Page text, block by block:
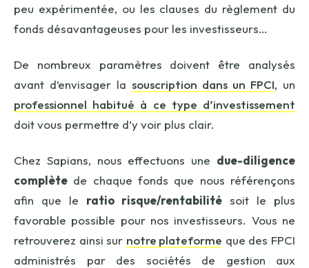
peu expérimentée, ou les clauses du règlement du
fonds désavantageuses pour les investisseurs…
De nombreux paramètres doivent être analysés
avant d’envisager la souscription dans un FPCI, un
professionnel habitué à ce type d’investissement
doit vous permettre d’y voir plus clair.
Chez Sapians, nous effectuons une due-diligence
complète de chaque fonds que nous référençons
afin que le ratio risque/rentabilité soit le plus
favorable possible pour nos investisseurs. Vous ne
retrouverez ainsi sur notre plateforme que des FPCI
administrés par des sociétés de gestion aux